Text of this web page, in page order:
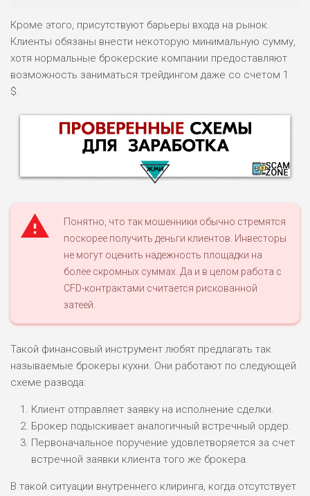
Кроме этого, присутствуют барьеры входа на рынок.
Клиенты обязаны внести некоторую минимальную сумму,
хотя нормальные брокерские компании предоставляют
возможность заниматься трейдингом даже со счетом 1
$.
НАЗВАНИЕ ОБЗОР
ДОХОД: ВЫСОКИЙ
БЮДЖЕТ: ВЫСОКИЙ
ЛЮБИТЕЛЯ
РИСКИ: СРЕДНИЕ
ДОХОД: ВЫСОКИЙ
ОБЗОР
Понятно, что так мошенники обычно стремятся
поскорее получить деньги клиентов. Инвесторы
не могут оценить надежность площадки на
более скромных суммах. Да и в целом работа с
CFD-контрактами считается рискованной
затеей.
Такой финансовый инструмент любят предлагать так
называемые брокеры кухни. Они работают по следующей
схеме развода:
Клиент отправляет заявку на исполнение сделки.
Брокер подыскивает аналогичный встречный ордер.
Первоначальное поручение удовлетворяется за счет
встречной заявки клиента того же брокера.
В такой ситуации внутреннего клиринга, когда отсутствует